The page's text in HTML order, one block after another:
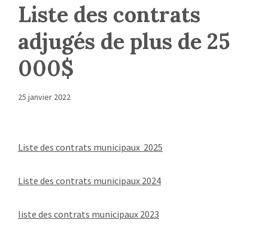
Liste des contrats
adjugés de plus de 25
000$
25 janvier 2022
Liste des contrats municipaux 2025
Liste des contrats municipaux 2024
liste des contrats municipaux 2023